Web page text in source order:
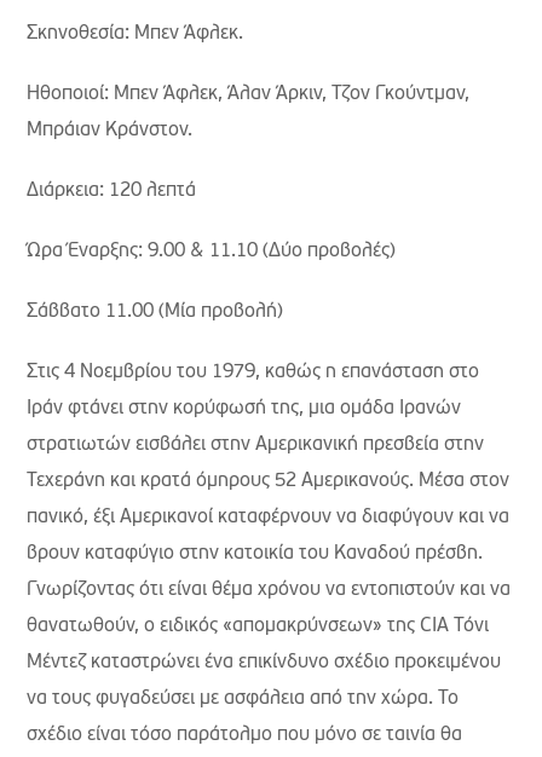
Σκηνοθεσία: Μπεν Άφλεκ.
Ηθοποιοί: Μπεν Άφλεκ, Άλαν Άρκιν, Τζον Γκούντμαν,
Μπράιαν Κράνστον.
Διάρκεια: 120 λεπτά
Ώρα Έναρξης: 9.00 & 11.10 (Δύο προβολές)
Σάββατο 11.00 (Μία προβολή)
Στις 4 Νοεμβρίου του 1979, καθώς η επανάσταση στο
Ιράν φτάνει στην κορύφωσή της, μια ομάδα Ιρανών
στρατιωτών εισβάλει στην Αμερικανική πρεσβεία στην
Τεχεράνη και κρατά όμηρους 52 Αμερικανούς. Μέσα στον
πανικό, έξι Αμερικανοί καταφέρνουν να διαφύγουν και να
βρουν καταφύγιο στην κατοικία του Καναδού πρέσβη.
Γνωρίζοντας ότι είναι θέμα χρόνου να εντοπιστούν και να
θανατωθούν, ο ειδικός «απομακρύνσεων» της CIA Τόνι
Μέντεζ καταστρώνει ένα επικίνδυνο σχέδιο προκειμένου
να τους φυγαδεύσει με ασφάλεια από την χώρα. Το
σχέδιο είναι τόσο παράτολμο που μόνο σε ταινία θα